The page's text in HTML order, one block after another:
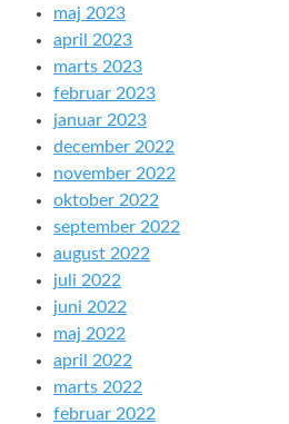
maj 2023
april 2023
marts 2023
februar 2023
januar 2023
december 2022
november 2022
oktober 2022
september 2022
august 2022
juli 2022
juni 2022
maj 2022
april 2022
marts 2022
februar 2022